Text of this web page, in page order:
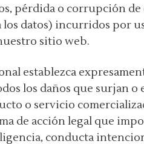
pérdida o corrupción de
los datos) incurridos por
sitio web.
establezca
los daños que surjan o
o servicio
de acción legal que
conducta